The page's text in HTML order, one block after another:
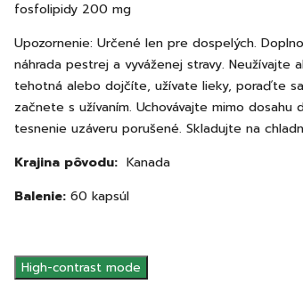
fosfolipidy 200 mg
Upozornenie: Určené len pre dospelých.
náhrada pestrej a vyváženej stravy. Neužívajte
tehotná alebo dojčíte, užívate lieky, poraďte
začnete s užívaním. Uchovávajte mimo dosahu
tesnenie uzáveru porušené. Skladujte na
Krajina pôvodu: Kanada
Balenie: 60 kapsúl
High-contrast mode